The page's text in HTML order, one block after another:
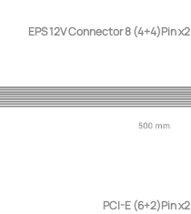
EPS 12V Connector 8 (4+4)Pin x2
PCI-E (6+2)Pin x2